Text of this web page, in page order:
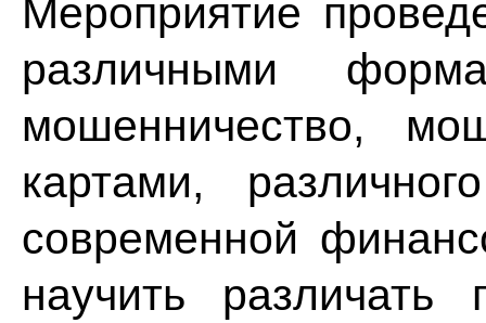
Мероприятие
различными
мошенничество,
картами,
современной
научить различать